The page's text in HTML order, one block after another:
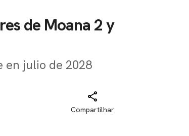
de Moana 2 y
en julio de 2028
Compartilhar